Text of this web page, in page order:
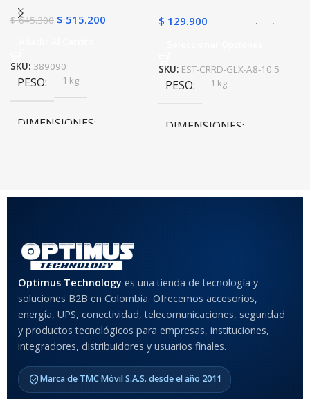
$645.300 $ 515.200
SKU: 389090
PESO 1 kg
DIMENSIONES
$ 129.900
SKU: EST-CRRD-GLX-A8-10.5
PESO 1 kg
DIMENSIONES
COLOR
Anti-Shock
MODELO DE TABLETS
COMPATIBLES
Optimus Technology es una tienda de tecnología y
soluciones B2B en Colombia. Ofrecemos accesorios,
energía, UPS, conectividad, telecomunicaciones, seguridad
y productos tecnológicos para empresas, instituciones,
integradores, distribuidores y usuarios finales.
Marca de TMC Móvil S.A.S. desde el año 2011